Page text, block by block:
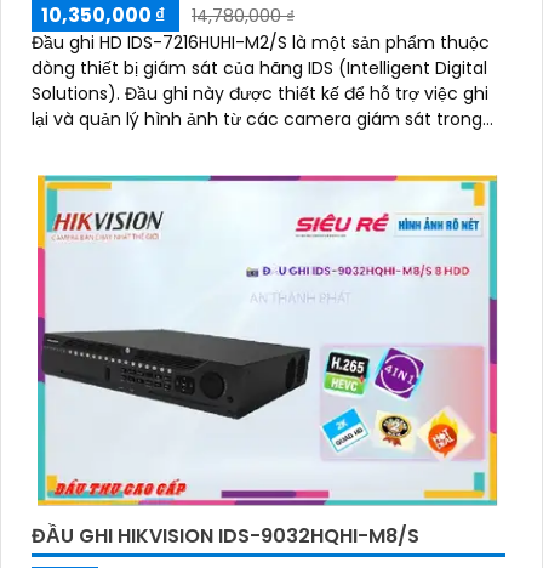
10,350,000 ₫
14,780,000 ₫
Đầu ghi HD IDS-7216HUHI-M2/S là một sản phẩm thuộc
dòng thiết bị giám sát của hãng IDS (Intelligent Digital
Solutions). Đầu ghi này được thiết kế để hỗ trợ việc ghi
lại và quản lý hình ảnh từ các camera giám sát trong
ĐẦU GHI HIKVISION IDS-9032HQHI-M8/S